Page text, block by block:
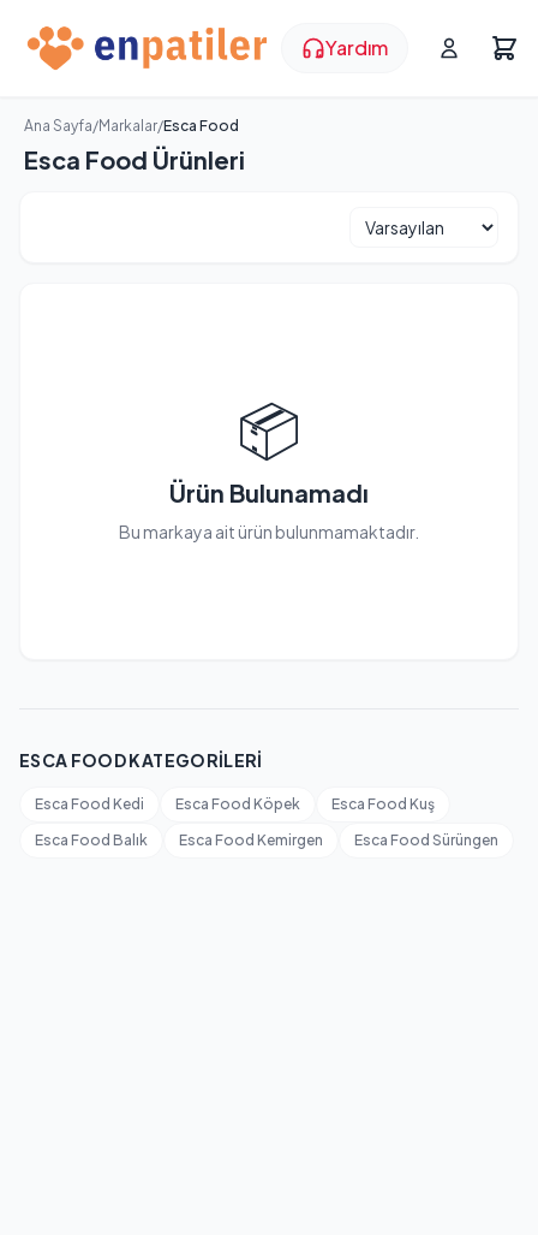
Yardım
Ana Sayfa/Markalar/Esca Food
Esca Food Ürünleri
📦
Ürün Bulunamadı
Bu markaya ait ürün bulunmamaktadır.
ESCA FOOD KATEGORILERI
Esca Food Kedi Esca Food Köpek
Esca Food Kuş
Esca Food Balık
Esca Food Kemirgen Esca Food Sürüngen